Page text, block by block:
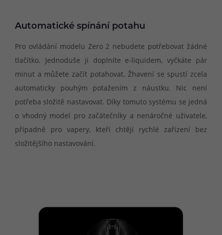
Automatické spínání potahu
Pro ovládání modelu Zero 2 nebudete potřebovat žádné
tlačítko. Jednoduše ji doplníte e-liquidem, vyčkáte pár
minut a můžete začít potahovat. Žhavení se spustí zcela
automaticky pouhým potažením z náustku. Nic není
potřeba složitě nastavovat. Díky tomuto systému se jedná
o vhodný model pro začátečníky a nenáročné uživatele,
případně pro vapery, kteří chtějí rychlé zařízení bez
složitějšího nastavování.